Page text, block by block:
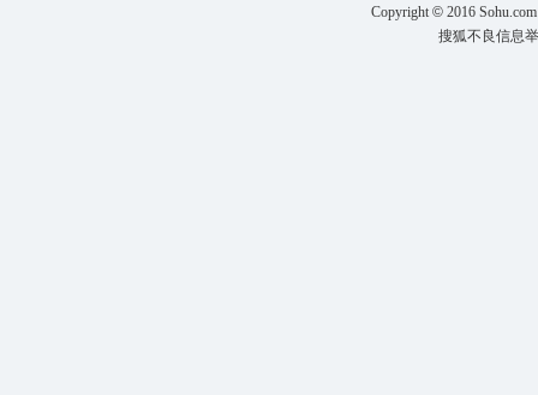
Copyright © 2016
搜狐不良信息